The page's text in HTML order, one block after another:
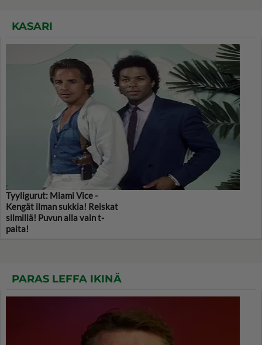
KASARI
Tyyligurut: Miami Vice -
Kengät ilman sukkia! Reiskat
silmillä! Puvun alla vain t-
paita!
PARAS LEFFA IKINÄ